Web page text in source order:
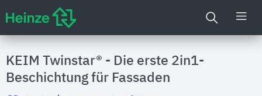
KEIM Twinstar® - Die erste 2in1-
Beschichtung für Fassaden